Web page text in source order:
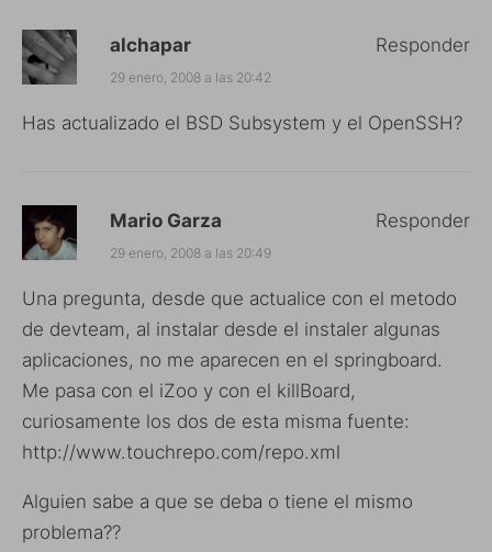
alchapar
29 enero, 2008 a las 20:42
Has actualizado el BSD Subsystem y el OpenSSH?
Responder
Mario Garza
29 enero, 2008 a las 20:49
Una pregunta, desde que actualice con el metodo
de devteam, al instalar desde el instaler algunas
aplicaciones, no me aparecen en el springboard.
Me pasa con el iZoo y con el killBoard,
curiosamente los dos de esta misma fuente:
http://www.touchrepo.com/repo.xml
Alguien sabe a que se deba o tiene el mismo
problema??
Responder